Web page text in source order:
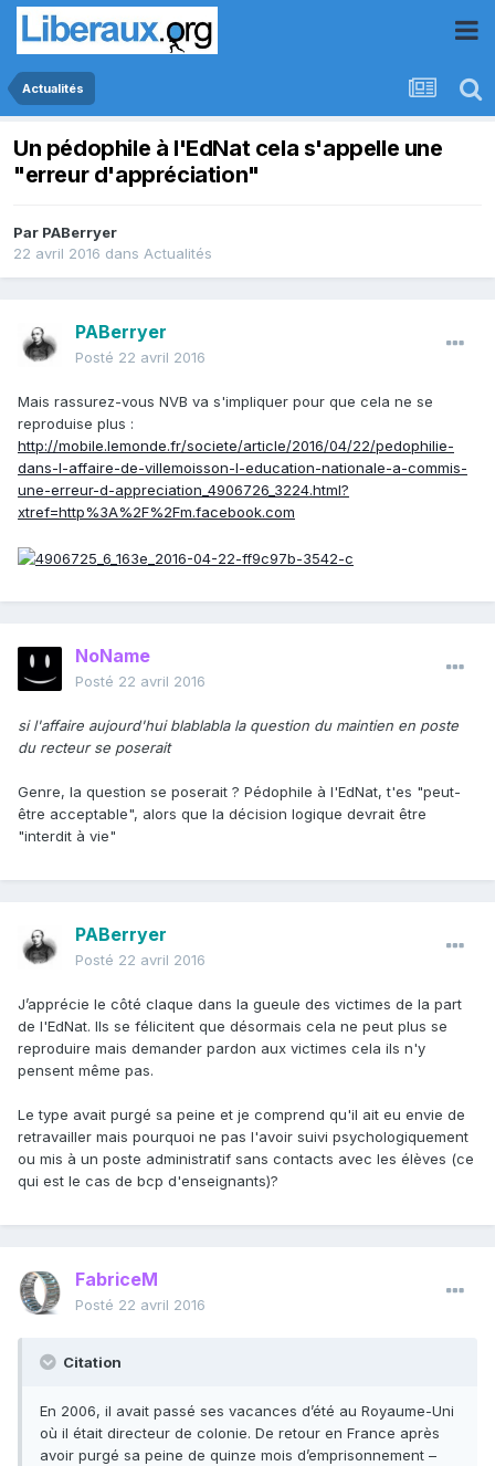
Actualités
Un pédophile à l'EdNat cela s'appelle une
"erreur d'appréciation"
Par PABerryer
22 avril 2016 dans Actualités
PABerryer
Posté 22 avril 2016
Mais rassurez-vous NVB va s'impliquer pour que cela ne se
reproduise plus :
http://mobile.lemonde.fr/societe/article/2016/04/22/pedophilie-
dans-l-affaire-de-villemoisson-l-education-nationale-a-commis-
une-erreur-d-appreciation_4906726_3224.html?
xtref=http%3A%2F%2Fm.facebook.com
NoName
Posté 22 avril 2016
si l'affaire aujourd'hui blablabla la question du maintien en poste
du recteur se poserait
Genre, la question se poserait ? Pédophile à l'EdNat, t'es "peut-
être acceptable", alors que la décision logique devrait être
"interdit à vie"
PABerryer
Posté 22 avril 2016
J’apprécie le côté claque dans la gueule des victimes de la part
de l'EdNat. Ils se félicitent que désormais cela ne peut plus se
reproduire mais demander pardon aux victimes cela ils n'y
pensent même pas.
Le type avait purgé sa peine et je comprend qu'il ait eu envie de
retravailler mais pourquoi ne pas l'avoir suivi psychologiquement
ou mis à un poste administratif sans contacts avec les élèves (ce
qui est le cas de bcp d'enseignants)?
FabriceM
Posté 22 avril 2016
Citation
En 2006, il avait passé ses vacances d’été au Royaume-Uni
où il était directeur de colonie. De retour en France après
avoir purgé sa peine de quinze mois d’emprisonnement –